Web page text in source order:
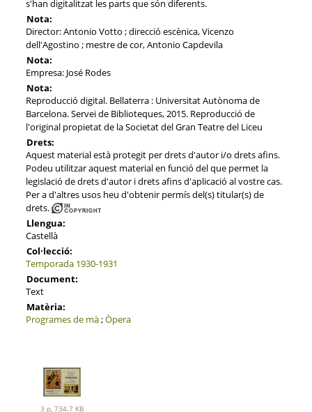
s'han digitalitzat les parts que són diferents.
Nota:
Director: Antonio Votto ; direcció escènica, Vicenzo
dell'Agostino ; mestre de cor, Antonio Capdevila
Nota:
Empresa: José Rodes
Nota:
Reproducció digital. Bellaterra : Universitat Autònoma de
Barcelona. Servei de Biblioteques, 2015. Reproducció de
l'original propietat de la Societat del Gran Teatre del Liceu
Drets:
Aquest material està protegit per drets d'autor i/o drets afins.
Podeu utilitzar aquest material en funció del que permet la
legislació de drets d'autor i drets afins d'aplicació al vostre cas.
Per a d'altres usos heu d'obtenir permís del(s) titular(s) de
drets.
Llengua:
Castellà
Col·lecció:
Temporada 1930-1931
Document:
Text
Matèria:
Programes de mà;Òpera
3 p, 734.7 KB